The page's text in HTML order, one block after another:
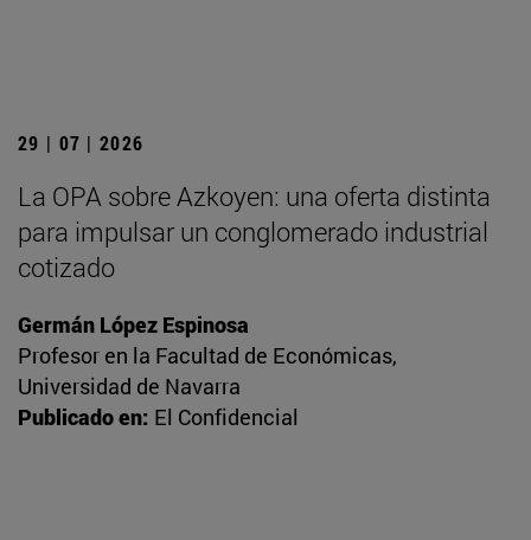
29 | 07 | 2026
La OPA sobre Azkoyen: una oferta distinta
para impulsar un conglomerado industrial
cotizado
Germán López Espinosa
Profesor en la Facultad de Económicas,
Universidad de Navarra
Publicado en: El Confidencial